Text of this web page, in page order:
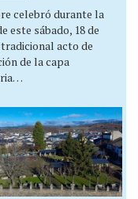
celebró durante la
este sábado, 18 de
acto de
de la capa